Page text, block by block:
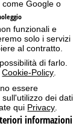
Google o
funzionali e
solo i servizi
al contratto.
di farlo.
Cookie-Policy
essere
sull'utilizzo dei dati
qui Privacy
informazioni